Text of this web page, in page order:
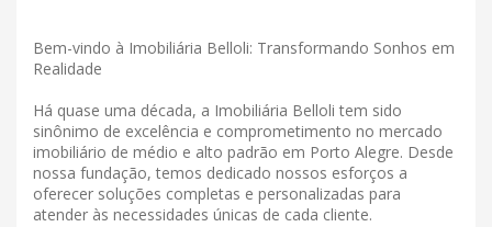
Bem-vindo à Imobiliária Belloli: Transformando Sonhos em
Realidade
Há quase uma década, a Imobiliária Belloli tem sido
sinônimo de excelência e comprometimento no mercado
imobiliário de médio e alto padrão em Porto Alegre. Desde
nossa fundação, temos dedicado nossos esforços a
oferecer soluções completas e personalizadas para
atender às necessidades únicas de cada cliente.